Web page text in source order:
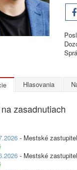
Hlasovania
zasadnutiach
- Mestské
- Mestské